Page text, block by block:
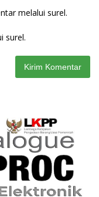
melalui surel.
surel.